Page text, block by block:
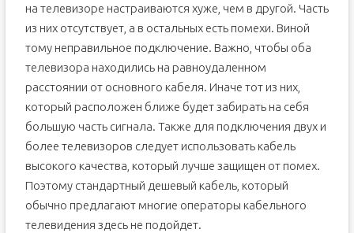
на телевизоре настраиваются хуже, чем в другой. Часть
из них отсутствует, а в остальных есть помехи. Виной
тому неправильное подключение. Важно, чтобы оба
телевизора находились на равноудаленном
расстоянии от основного кабеля. Иначе тот из них,
который расположен ближе будет забирать на себя
большую часть сигнала. Также для подключения двух и
более телевизоров следует использовать кабель
высокого качества, который лучше защищен от помех.
Поэтому стандартный дешевый кабель, который
обычно предлагают многие операторы кабельного
телевидения здесь не подойдет.